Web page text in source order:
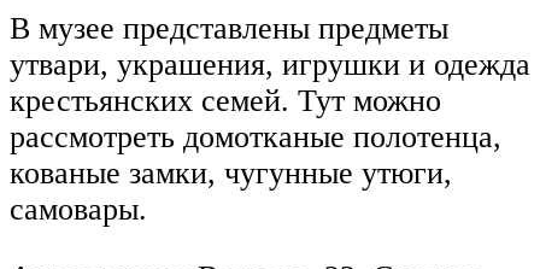
В музее представлены предметы
утвари, украшения, игрушки и одежда
крестьянских семей. Тут можно
рассмотреть домотканые полотенца,
кованые замки, чугунные утюги,
самовары.